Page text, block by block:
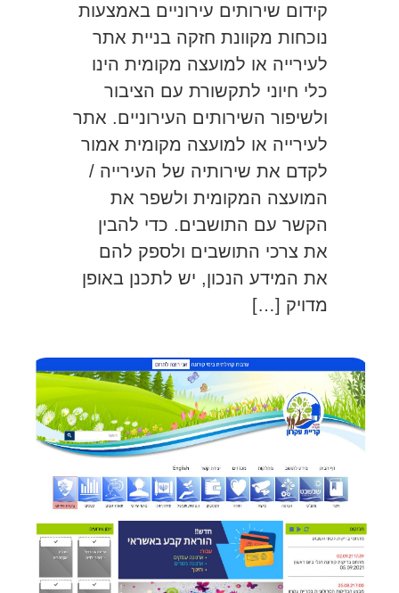
קידום שירותים עירוניים באמצעות
נוכחות מקוונת חזקה בניית אתר
לעירייה או למועצה מקומית הינו
כלי חיוני לתקשורת עם הציבור
ולשיפור השירותים העירוניים. אתר
לעירייה או למועצה מקומית אמור
לקדם את שירותיה של העירייה /
המועצה המקומית ולשפר את
הקשר עם התושבים. כדי להבין
את צרכי התושבים ולספק להם
את המידע הנכון, יש לתכנן באופן
מדויק […]